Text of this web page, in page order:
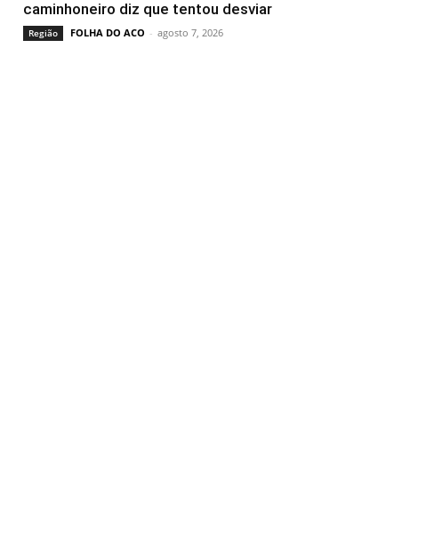
caminhoneiro diz que tentou desviar
Região FOLHA DO ACO - agosto 7, 2026